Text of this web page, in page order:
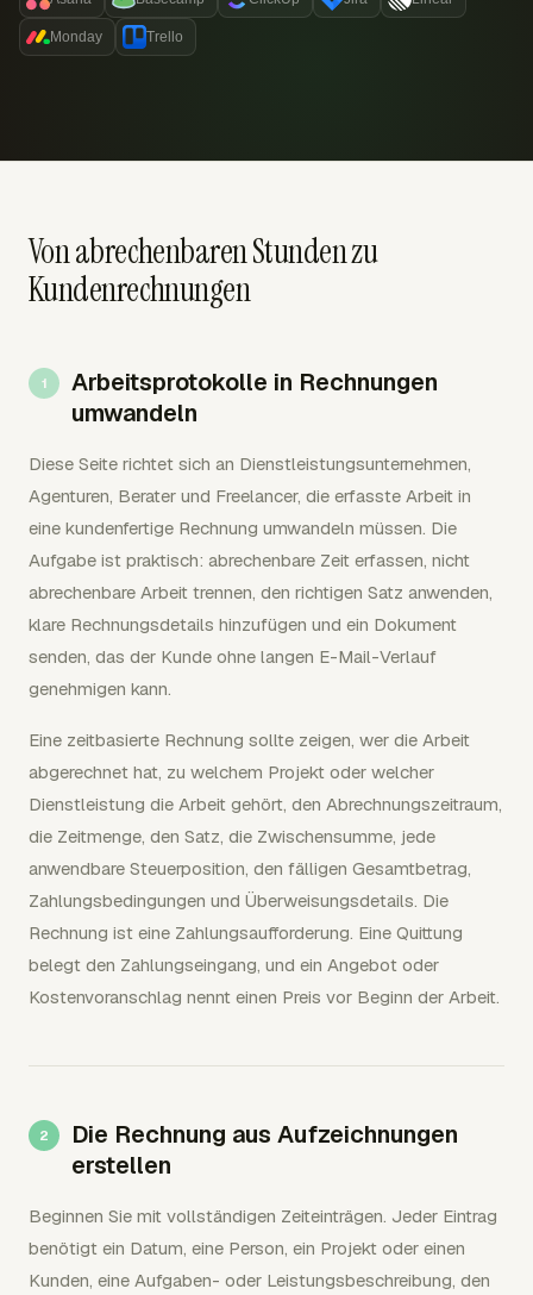
Monday Trello
Von abrechenbaren Stunden zu
Kundenrechnungen
Arbeitsprotokolle in Rechnungen
umwandeln
Diese Seite richtet sich an Dienstleistungsunternehmen,
Agenturen, Berater und Freelancer, die erfasste Arbeit in
eine kundenfertige Rechnung umwandeln müssen. Die
Aufgabe ist praktisch: abrechenbare Zeit erfassen, nicht
abrechenbare Arbeit trennen, den richtigen Satz anwenden,
klare Rechnungsdetails hinzufügen und ein Dokument
senden, das der Kunde ohne langen E-Mail-Verlauf
genehmigen kann.
Eine zeitbasierte Rechnung sollte zeigen, wer die Arbeit
abgerechnet hat, zu welchem Projekt oder welcher
Dienstleistung die Arbeit gehört, den Abrechnungszeitraum,
die Zeitmenge, den Satz, die Zwischensumme, jede
anwendbare Steuerposition, den fälligen Gesamtbetrag,
Zahlungsbedingungen und Überweisungsdetails. Die
Rechnung ist eine Zahlungsaufforderung. Eine Quittung
belegt den Zahlungseingang, und ein Angebot oder
Kostenvoranschlag nennt einen Preis vor Beginn der Arbeit.
Die Rechnung aus Aufzeichnungen
erstellen
Beginnen Sie mit vollständigen Zeiteinträgen. Jeder Eintrag
benötigt ein Datum, eine Person, ein Projekt oder einen
Kunden, eine Aufgaben- oder Leistungsbeschreibung, den